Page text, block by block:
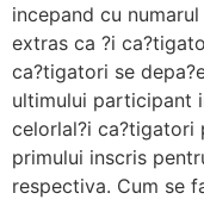
incepand cu
extras ca ?i
ca?tigatori se
ultimului participant
celorlal?i ca?tigatori
primului inscris
respectiva. Cum se